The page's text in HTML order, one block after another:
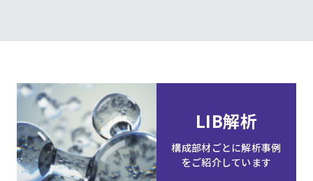
LIB解析
構成部材ごとに解析事例
をご紹介しています